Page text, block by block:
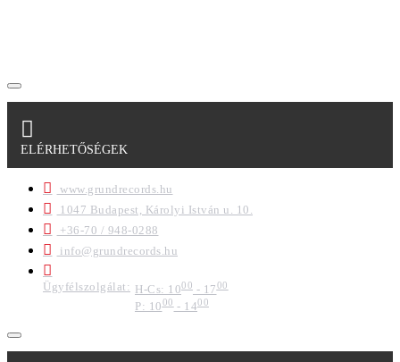
ELÉRHETŐSÉGEK
www.grundrecords.hu
1047 Budapest, Károlyi István u. 10.
+36-70 / 948-0288
info@grundrecords.hu
Ügyfélszolgálat: H-Cs: 1000 - 1700
P: 1000- 1400